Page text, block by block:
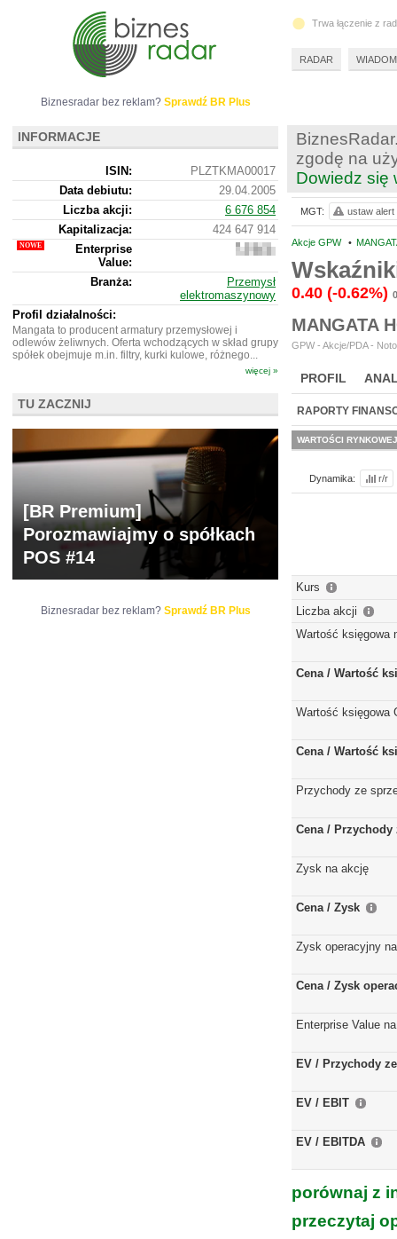
zgodę na
Dowiedz się
Akcje GPW •
0.40 (-0.62%)
MANGATA
GPW - Akcje/PDA -
PROFIL
WYCENA BR
RAPORTY
WARTOŚCI RYNKOWEJ
Dynamika: r/r
Kurs
Liczba akcji
Wartość księgowa
Cena / Wartość
Wartość księgowa
Cena / Wartość
Przychody ze
Cena / Przychody
Zysk na akcję
Cena / Zysk
Zysk operacyjny
Cena / Zysk
Enterprise Value
EV / Przychody
EV / EBIT
EV / EBITDA
porównaj z
przeczytaj
MGT: ustaw alert
Biznesradar bez reklam? Sprawdź BR Plus
INFORMACJE
ISIN:
PLZTKMA00017
Data debiutu:
29.04.2005
Liczba akcji:
6 676 854
Kapitalizacja:
424 647 914
Enterprise
Value:
572
914
Branża:
Przemysł
elektromaszynowy
Profil działalności:
Mangata to producent armatury przemysłowej i
odlewów żeliwnych. Oferta wchodzących w skład grupy
spółek obejmuje m.in. filtry, kurki kulowe, różnego...
więcej »
TU ZACZNIJ
[BR Premium]
Porozmawiajmy o spółkach
POS #14
Biznesradar bez reklam? Sprawdź BR Plus
Trwa łączenie z
RADAR